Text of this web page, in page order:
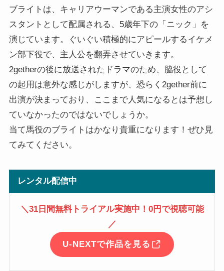
ブライトは、キャリアウーマンである主演女性のアシ
スタントとして配属される、5歳年下の「ニック」を
演じています。ぐいぐい積極的にアピールするイケメ
ン部下役で、主人公を翻弄させていきます。
2getherの後に放送されたドラマのため、脇役として
の起用は意外な感じがしますが、恐らく2gether前に
出演が決まっており、ここまで人気になるとは予想し
ていなかったのではないでしょうか。
当て馬役のブライトはかなり貴重になります！ぜひ見
てみてください。
レンタル配信中
＼31日間無料トライアル実施中！0円で視聴可能
／
U-NEXTで作品を見る